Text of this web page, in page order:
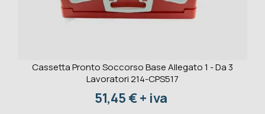
Cassetta Pronto Soccorso Base Allegato 1 - Da 3
Lavoratori 214-CPS517
Prezzo
51,45 € + iva